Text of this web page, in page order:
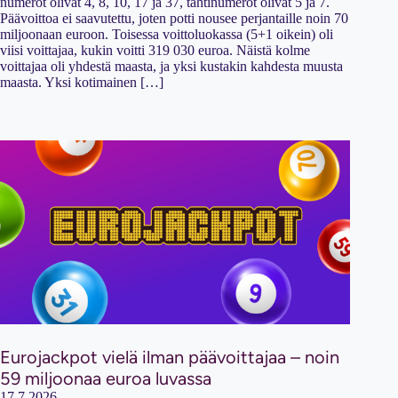
Päävoittoa ei saavutettu, joten potti nousee perjantaille noin 70
miljoonaan euroon. Toisessa voittoluokassa (5+1 oikein) oli
viisi voittajaa, kukin voitti 319 030 euroa. Näistä kolme
voittajaa oli yhdestä maasta, ja yksi kustakin kahdesta muusta
maasta. Yksi kotimainen […]
Eurojackpot vielä ilman päävoittajaa – noin
59 miljoonaa euroa luvassa